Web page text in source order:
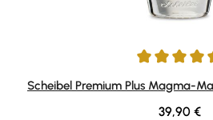
Durchschnittliche Bewertung von
Scheibel Premium Plus Magma-
Regulärer
39,90 €